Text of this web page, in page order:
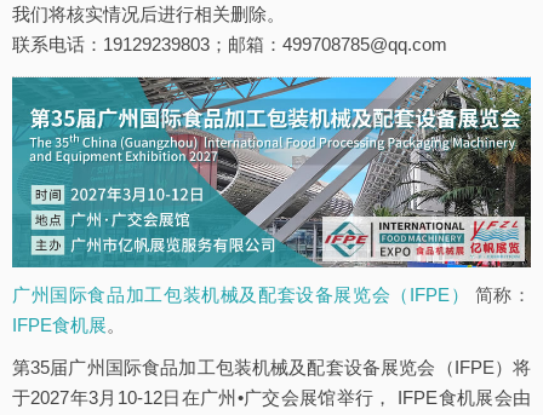
我们将核实情况后进行相关删除。
联系电话：19129239803；邮箱：499708785@qq.com
广州国际食品加工包装机械及配套设备展览会（IFPE）
简称：
IFPE食机展。
第35届广州国际食品加工包装机械及配套设备展览会（IFPE）将
于2027年3月10-12日在广州•广交会展馆举行， IFPE食机展会由